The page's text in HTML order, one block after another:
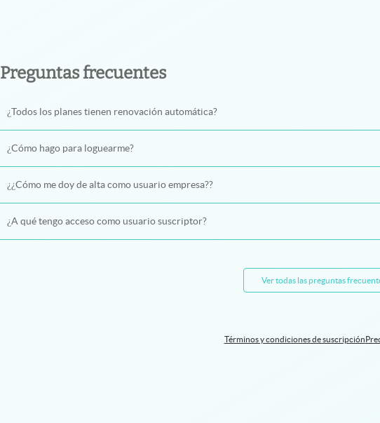
Preguntas frecuentes
¿Todos los planes tienen renovación automática?
¿Cómo hago para loguearme?
¿¿Cómo me doy de alta como usuario empresa??
¿A qué tengo acceso como usuario suscriptor?
Ver todas las preguntas
Términos y condiciones de suscripción